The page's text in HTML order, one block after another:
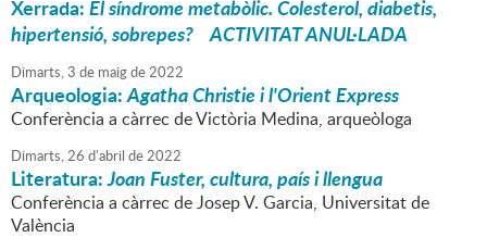
Xerrada:El síndrome metabòlic. Colesterol, diabetis,
hipertensió, sobrepes? ACTIVITAT ANUL·LADA
Dimarts,3 de maigde2022
Arqueologia:Agatha Christie i l'Orient Express
Conferència a càrrec de Victòria Medina, arqueòloga
Dimarts,26 d'abril de2022
Literatura:Joan Fuster, cultura, país i llengua
Conferència a càrrec de Josep V. Garcia, Universitat de
València